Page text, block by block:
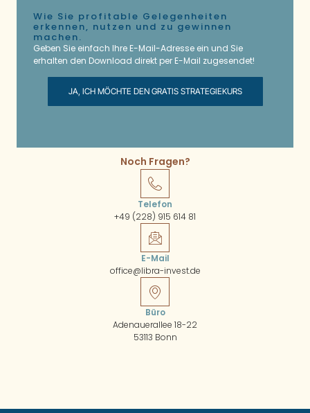
Wie Sie profitable Gelegenheiten
erkennen, nutzen und zu gewinnen
machen.
Geben Sie einfach Ihre E-Mail-Adresse ein und Sie
erhalten den Download direkt per E-Mail zugesendet!
JA, ICH MÖCHTE DEN GRATIS STRATEGIEKURS
Noch Fragen?
Telefon
+49 (228) 915 614 81
E-Mail
office@libra-invest.de
Büro
Adenauerallee 18-22
53113 Bonn